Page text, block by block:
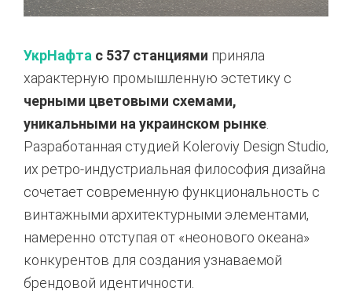
УкрНафта с 537 станциями приняла
характерную промышленную эстетику с
черными цветовыми схемами,
уникальными на украинском рынке
Разработанная студией Koleroviy Design Studio,
их ретро-индустриальная философия дизайна
сочетает современную функциональность с
винтажными архитектурными элементами,
намеренно отступая от «неонового океана»
конкурентов для создания узнаваемой
брендовой идентичности.